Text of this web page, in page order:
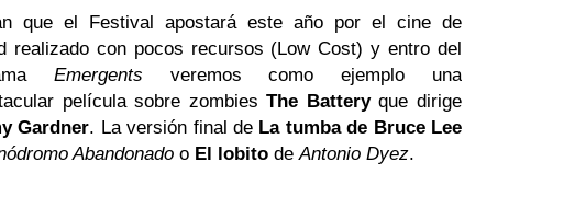
que el Festival apostará este año por el cine de
realizado con pocos recursos (Low Cost) y entro del
Emergents veremos como ejemplo una
película sobre zombies The Batteryque dirige
Gardner. La versión final de La tumba de Bruce Lee
Abandonado o El lobito deAntonio Dyez.